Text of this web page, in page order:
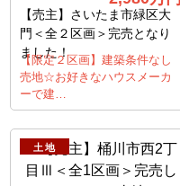
【売主】さいたま市緑区大
門＜全２区画＞完売となり
ました！
【限定２区画】建築条件なし
売地☆お好きなハウスメーカ
ーで建…
土地